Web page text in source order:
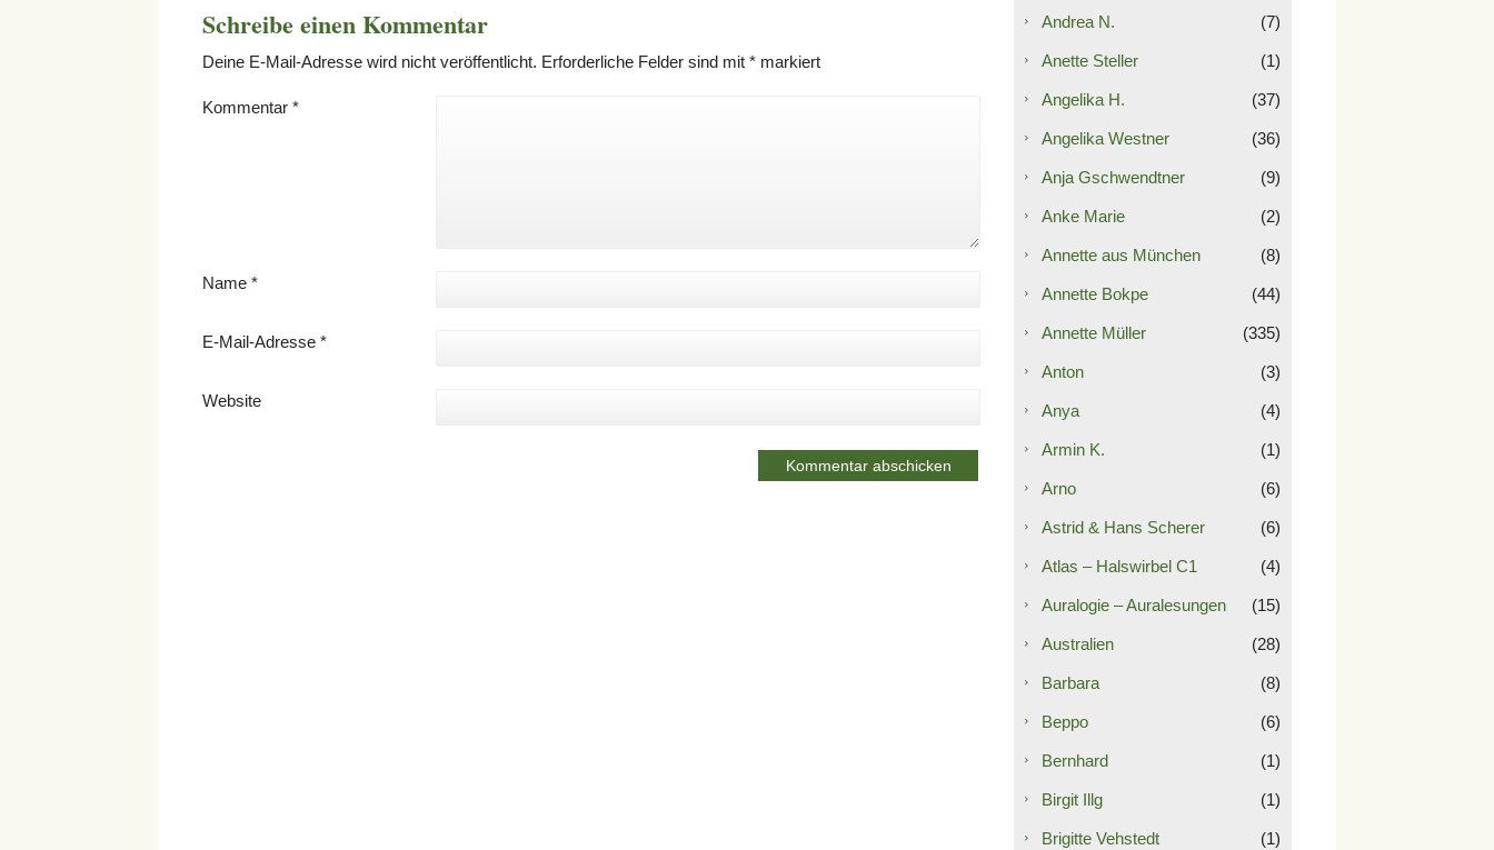
Schreibe einen Kommentar
Deine E-Mail-Adresse wird nicht veröffentlicht. Erforderliche Felder sind mit * markiert
Kommentar *
Name *
E-Mail-Adresse *
Website
Andrea N. (7)
Anette Steller (1)
Angelika H. (37)
Angelika Westner (36)
Anja Gschwendtner (9)
Anke Marie (2)
Annette aus München (8)
Annette Bokpe (44)
Annette Müller (335)
Anton (3)
Anya (4)
Armin K. (1)
Arno (6)
Astrid & Hans Scherer (6)
Atlas – Halswirbel C1 (4)
Auralogie – Auralesungen (15)
Australien (28)
Barbara (8)
Beppo (6)
Bernhard (1)
Birgit Illg (1)
Brigitte Vehstedt (1)